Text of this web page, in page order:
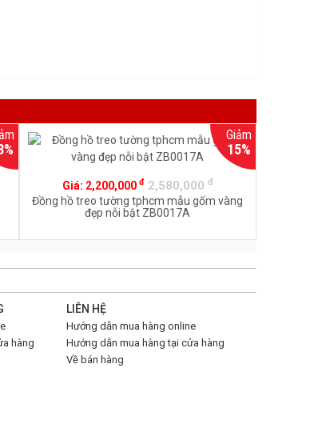
Giảm
15%
Giá: 2,200,000 đ 2,580,000 đ
Đồng hồ treo tường tphcm mẫu gốm vàng
đẹp nỗi bật ZB0017A
hàng
LIÊN HỆ
Hướng dẫn mua hàng online
Hướng dẫn mua hàng tại cửa hàng
Về bán hàng